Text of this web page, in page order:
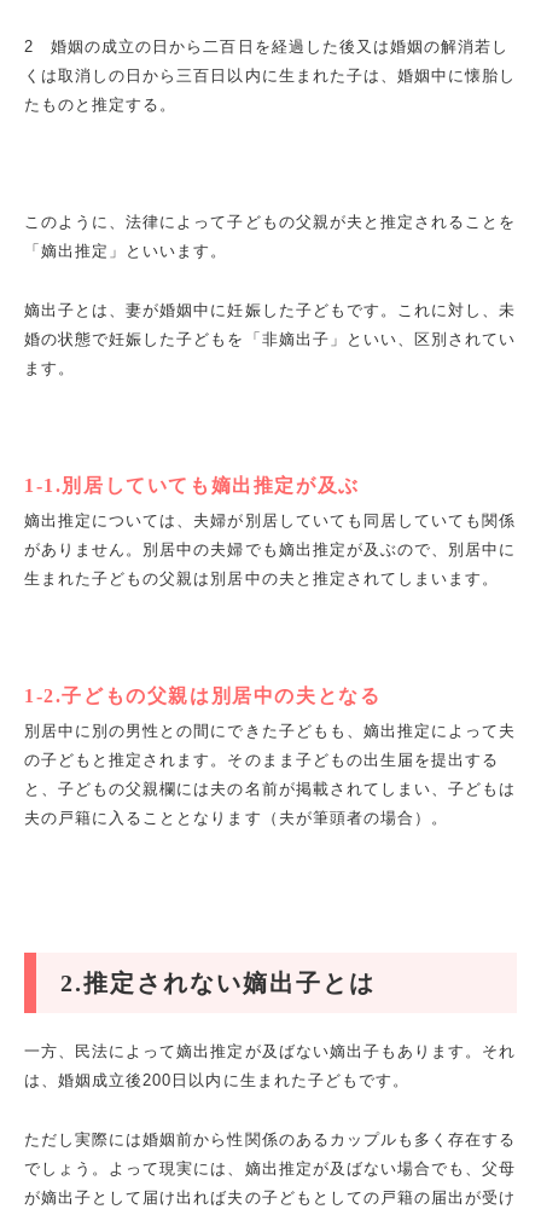
2 婚姻の成立の日から二百日を経過した後又は婚姻の解消若し
くは取消しの日から三百日以内に生まれた子は、婚姻中に懐胎し
たものと推定する。
このように、法律によって子どもの父親が夫と推定されることを
「嫡出推定」といいます。
嫡出子とは、妻が婚姻中に妊娠した子どもです。これに対し、未
婚の状態で妊娠した子どもを「非嫡出子」といい、区別されてい
ます。
1-1.別居していても嫡出推定が及ぶ
嫡出推定については、夫婦が別居していても同居していても関係
がありません。別居中の夫婦でも嫡出推定が及ぶので、別居中に
生まれた子どもの父親は別居中の夫と推定されてしまいます。
1-2.子どもの父親は別居中の夫となる
別居中に別の男性との間にできた子どもも、嫡出推定によって夫
の子どもと推定されます。そのまま子どもの出生届を提出する
と、子どもの父親欄には夫の名前が掲載されてしまい、子どもは
夫の戸籍に入ることとなります（夫が筆頭者の場合）。
2.推定されない嫡出子とは
一方、民法によって嫡出推定が及ばない嫡出子もあります。それ
は、婚姻成立後200日以内に生まれた子どもです。
ただし実際には婚姻前から性関係のあるカップルも多く存在する
でしょう。よって現実には、嫡出推定が及ばない場合でも、父母
が嫡出子として届け出れば夫の子どもとしての戸籍の届出が受け